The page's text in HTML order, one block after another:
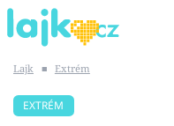
SHOPAHOLICADEL
Lajk ■ Extrém
EXTRÉM